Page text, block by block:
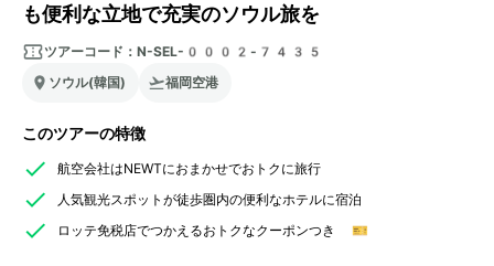
も便利な立地で充実のソウル旅を
ツアーコード： N-SEL-0002-7435
ソウル(韓国)
福岡空港
このツアーの特徴
航空会社はNEWTにおまかせでおトクに旅行
人気観光スポットが徒歩圏内の便利なホテルに宿泊
ロッテ免税店でつかえるおトクなクーポンつき 🎫